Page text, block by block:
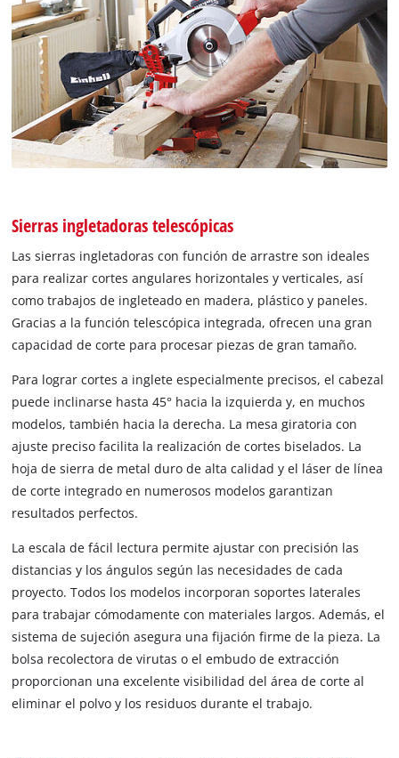
Sierras ingletadoras telescópicas
Las sierras ingletadoras con función de arrastre son ideales
para realizar cortes angulares horizontales y verticales, así
como trabajos de ingleteado en madera, plástico y paneles.
Gracias a la función telescópica integrada, ofrecen una gran
capacidad de corte para procesar piezas de gran tamaño.
Para lograr cortes a inglete especialmente precisos, el cabezal
puede inclinarse hasta 45° hacia la izquierda y, en muchos
modelos, también hacia la derecha. La mesa giratoria con
ajuste preciso facilita la realización de cortes biselados. La
hoja de sierra de metal duro de alta calidad y el láser de línea
de corte integrado en numerosos modelos garantizan
resultados perfectos.
La escala de fácil lectura permite ajustar con precisión las
distancias y los ángulos según las necesidades de cada
proyecto. Todos los modelos incorporan soportes laterales
para trabajar cómodamente con materiales largos. Además, el
sistema de sujeción asegura una fijación firme de la pieza. La
bolsa recolectora de virutas o el embudo de extracción
proporcionan una excelente visibilidad del área de corte al
eliminar el polvo y los residuos durante el trabajo.